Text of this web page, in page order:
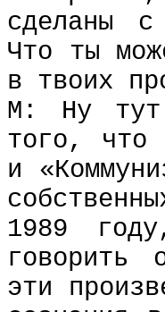
сделаны с
Что ты
в твоих
М: Ну тут
того, что
и
1989
говорить
эти